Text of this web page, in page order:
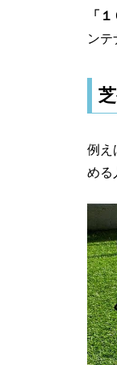
「
ン
例え
める